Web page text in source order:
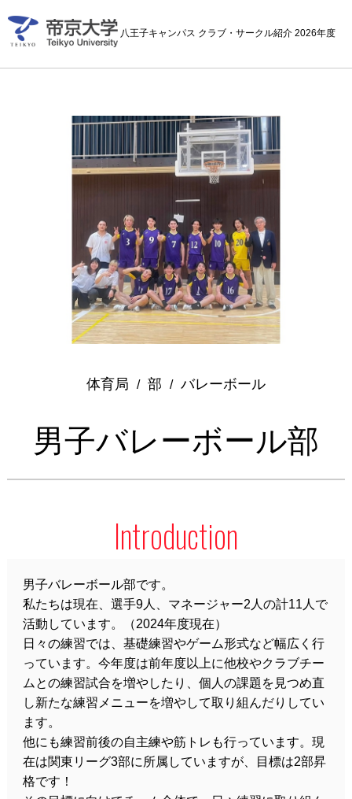
八王子キャンパス クラブ・サークル紹介 2026年度
体育局 / 部 / バレーボール
男子バレーボール部
Introduction
男子バレーボール部です。
私たちは現在、選手9人、マネージャー2人の計11人で
活動しています。（2024年度現在）
日々の練習では、基礎練習やゲーム形式など幅広く行
っています。今年度は前年度以上に他校やクラブチー
ムとの練習試合を増やしたり、個人の課題を見つめ直
し新たな練習メニューを増やして取り組んだりしてい
ます。
他にも練習前後の自主練や筋トレも行っています。現
在は関東リーグ3部に所属していますが、目標は2部昇
格です！